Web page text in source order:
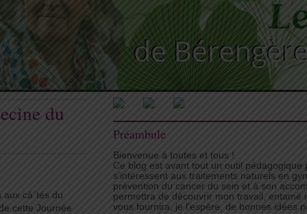
du
cà´tés du
cette Journée
Préambule
Bienvenue à toutes et tous !
Ce blog est avant tout un outil pédagogique
s’intéressent aux traitements naturels en
prévention du cancer du sein et à son
permettra de découvrir mon travail, entamé
vous fournira, je l’espère, de bonnes idées